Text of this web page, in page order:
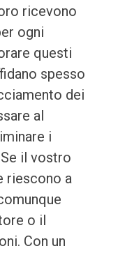
ricevono
ogni
questi
spesso
dei
al
i
il vostro
riescono a
o il
Con un